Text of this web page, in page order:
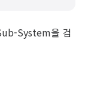
System을 검